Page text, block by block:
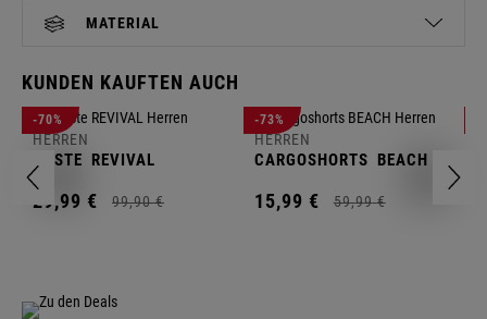
MATERIAL
KUNDEN KAUFTEN AUCH
-70%
HERREN
WESTE REVIVAL
29,99 € 99,90 €
-73%
HERREN
CARGOSHORTS BEACH
15,99 € 59,99 €